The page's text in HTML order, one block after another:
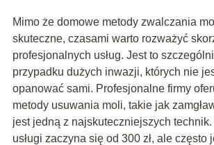
Mimo że domowe metody zwalczania
skuteczne, czasami warto rozważyć
profesjonalnych usług. Jest to
przypadku dużych inwazji, których nie
opanować sami. Profesjonalne firmy
metody usuwania moli, takie jak
jest jedną z najskuteczniejszych
usługi zaczyna się od 300 zł, ale często